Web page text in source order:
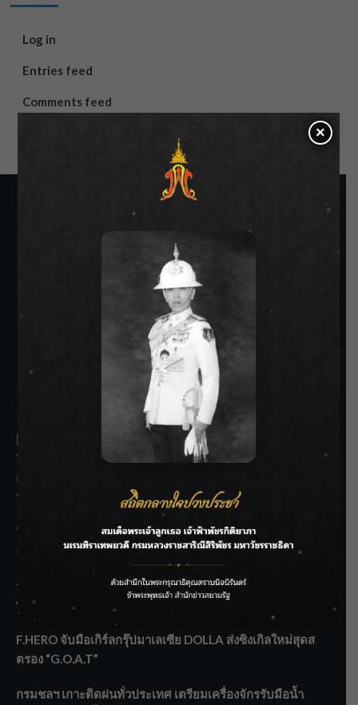
Log in
Entries feed
Comments feed
SIAMRATH VARIETY
THE BEST ENTERTAINMENT
Recent Posts
กรมชลฯ รับฟังประชาชน ติดตามแก้ปัญหาโครงการประตู
ระบายน้ำศรีสองรักฯ
‘แมน การิน’ แชร์ความเชื่อชวนคิด! “อยากกินอะไรหลังจาก
ลาโลกนี้ ให้ใส่บาตรสิ่งนั้นไว้ตอนยังมีชีวิต”
ราชเลขานุการในพระองค์ฯ ติดตามโครงการหุบกะพง–ห้วย
ทรายใต้ เสริมความมั่นคงน้ำเพชรบุรี
F.HERO จับมือเกิร์ลกรุ๊ปมาเลเซีย DOLLA ส่งซิงเกิลใหม่สุดส
ตรอง “G.O.A.T”
กรมชลฯ เกาะติดฝนทั่วประเทศ เตรียมเครื่องจักรรับมือน้ำ
×